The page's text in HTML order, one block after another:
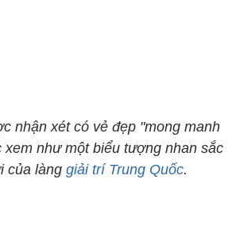
nhận xét có vẻ đẹp "mong manh
như một biểu tượng nhan sắc
của làng giải trí Trung Quốc.